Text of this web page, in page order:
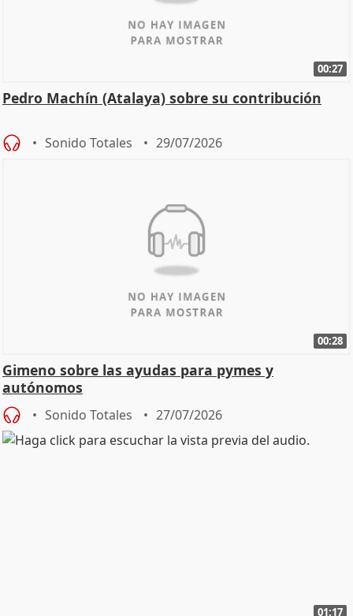
00:27
Pedro Machín (Atalaya) sobre su contribución
Sonido Totales 29/07/2026
00:28
Gimeno sobre las ayudas para pymes y
autónomos
Sonido Totales 27/07/2026
01:17